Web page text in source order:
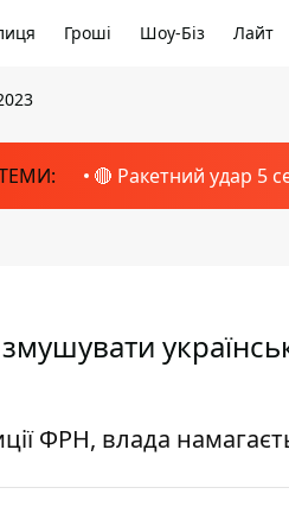
Гроші Шоу-Біз Лайт
🔴 Ракетний удар 5
ФРН, влада